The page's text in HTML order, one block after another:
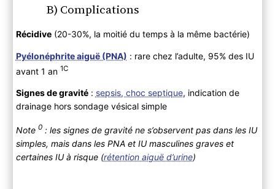
B) Complications
Récidive(20-30%, la moitié du temps à la même bactérie)
Pyélonéphrite aiguë (PNA) : rare chez l’adulte, 95% des IU
avant 1 an 1C
Signes de gravité: sepsis, choc septique, indication de
drainage hors sondage vésical simple
Note 0: les signes de gravité ne s’observent pas dans les IU
simples, mais dans les PNA et IU masculines graves et
certaines IU à risque (rétention aiguë d’urine)